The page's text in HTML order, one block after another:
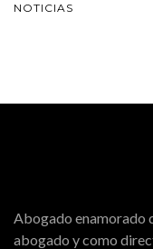
NOTICIAS
Abogado enamorado
abogado y como